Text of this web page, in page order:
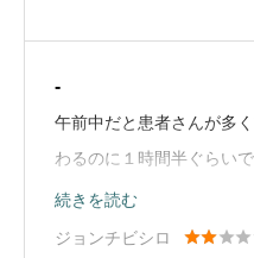
-
午前中だと患者さんが多
わるのに１時間半ぐらい
もう少しテキパキハキハ
（Google Mapから引用）
続きを読む
ジョンチビシロ
